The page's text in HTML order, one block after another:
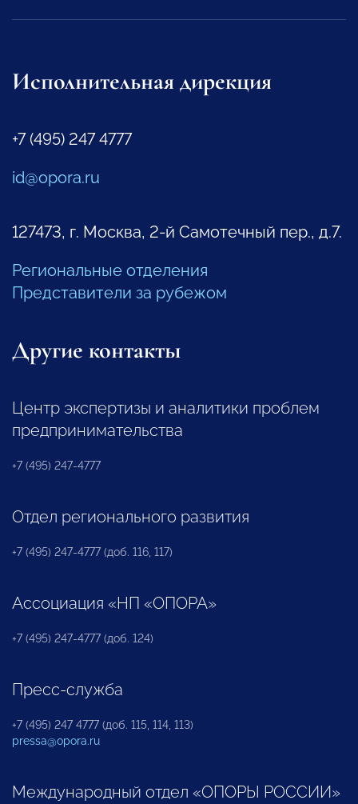
Исполнительная дирекция
+7 (495) 247 4777
id@opora.ru
127473, г. Москва, 2-й Самотечный пер., д.7.
Региональные отделения
Представители за рубежом
Другие контакты
Центр экспертизы и аналитики проблем
предпринимательства
+7 (495) 247-4777
Отдел регионального развития
+7 (495) 247-4777 (доб. 116, 117)
Ассоциация «НП «ОПОРА»
+7 (495) 247-4777 (доб. 124)
Пресс-служба
+7 (495) 247 4777 (доб. 115, 114, 113)
pressa@opora.ru
Международный отдел «ОПОРЫ РОССИИ»